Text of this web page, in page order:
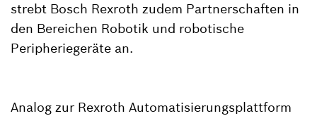
strebt Bosch Rexroth zudem Partnerschaften in
den Bereichen Robotik und robotische
Peripheriegeräte an.
Analog zur Rexroth Automatisierungsplattform